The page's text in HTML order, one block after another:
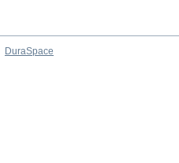
DuraSpace